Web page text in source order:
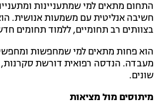
התחום מתאים למי שמתעניינות
חשיבה אנליטית עם משמעות אנושית.
בצוותים רב תחומיים, ללמוד תחומים
הוא פחות מתאים למי שמחפשות
מעבדה. הנדסה רפואית דורשת סקרנות,
שונים.
מיתוסים מול מציאות